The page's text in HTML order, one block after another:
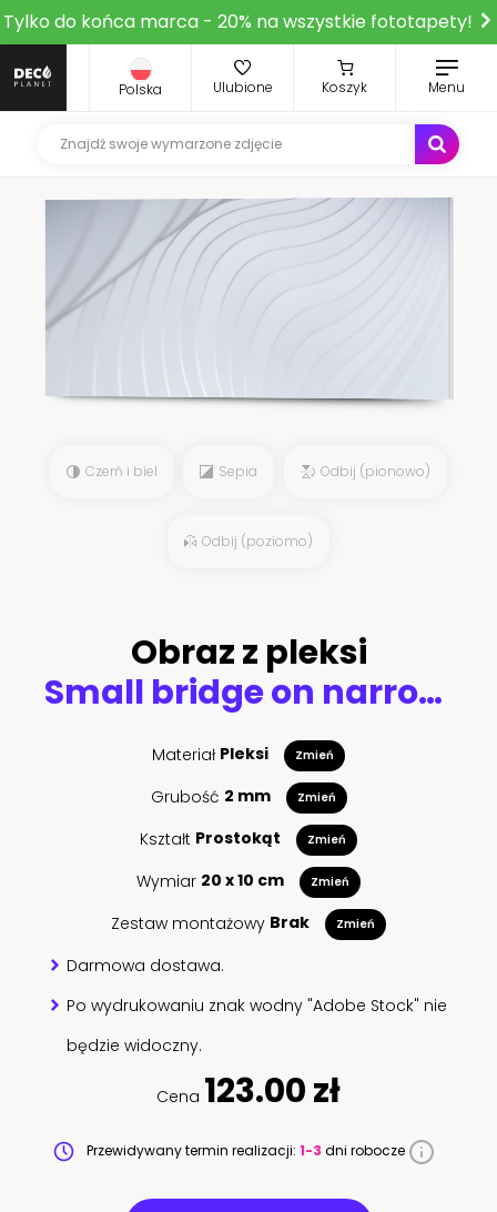
Tylko do końca marca - 20% na wszystkie fototapety!
Polska Ulubione Koszyk Menu
Czerń i biel Sepia Odbij (pionowo)
Odbij (poziomo)
Obraz z pleksi
Small bridge on narrow canal in Venice Italy artistic conversion
Materiał Pleksi Zmień
Grubość 2 mm Zmień
Kształt Prostokąt Zmień
Wymiar 20 x 10 cm Zmień
Zestaw montażowy Brak Zmień
Darmowa dostawa.
Po wydrukowaniu znak wodny "Adobe Stock" nie
będzie widoczny.
Cena 123.00 zł
Przewidywany termin realizacji: 1-3 dni robocze